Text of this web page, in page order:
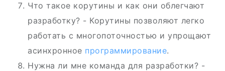
Что такое корутины и как они облегчают
разработку? - Корутины позволяют легко
работать с многопоточностью и упрощают
асинхронное программирование.
Нужна ли мне команда для разработки? -